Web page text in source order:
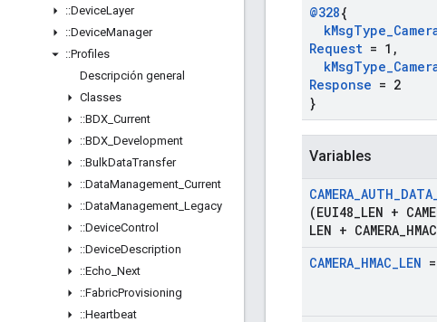
::DeviceLayer
::DeviceManager
::Profiles
Descripción general
Classes
::BDX Current
::BDX Development
::BulkDataTransfer
::DataManagement Current
::DataManagement Legacy
::DeviceControl
::DeviceDescription
::Echo Next
::FabricProvisioning
::Heartbeat
@328{
kMsgType_
Request = 1 ,
kMsgType_
Response = 2
}
Variables
CAMERA_AUTH_DATA
(EUI48 LEN +
LEN + CAMERA HMAC
CAMERA_HMAC_LEN